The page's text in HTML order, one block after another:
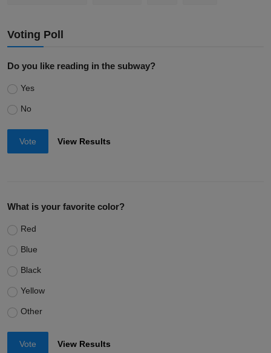
Voting Poll
Do you like reading in the subway?
Yes
No
Vote View Results
What is your favorite color?
Red
Blue
Black
Yellow
Other
Vote View Results